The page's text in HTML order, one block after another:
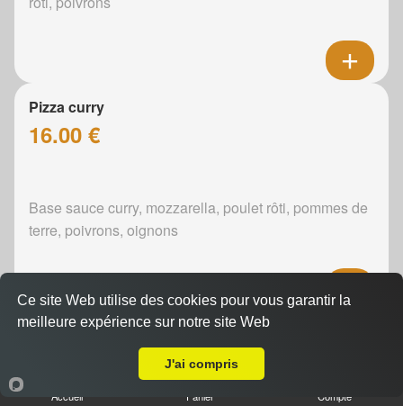
Pizza curry
16.00 €
Base sauce curry, mozzarella, poulet rôti, pommes de
terre, poivrons, oignons
Pizza boursin
Accueil Panier Compte
Ce site Web utilise des cookies pour vous garantir la
meilleure expérience sur notre site Web
J'ai compris